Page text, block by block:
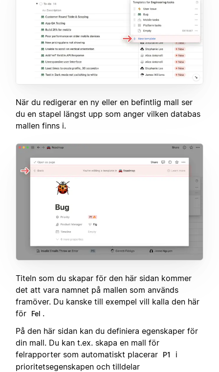
När du redigerar en ny eller en befintlig mall ser
du en stapel längst upp som anger vilken databas
mallen finns i.
Titeln som du skapar för den här sidan kommer
det att vara namnet på mallen som används
framöver. Du kanske till exempel vill kalla den här
för
Fel .
På den här sidan kan du definiera egenskaper för
din mall. Du kan t.ex. skapa en mall för
felrapporter som automatiskt placerar
P1
i
prioritetsegenskapen och tilldelar